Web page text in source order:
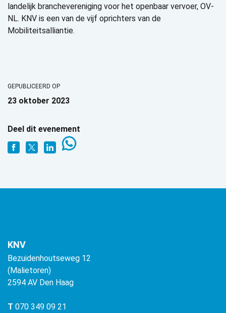
landelijk branchevereniging voor het openbaar vervoer, OV-
NL. KNV is een van de vijf oprichters van de
Mobiliteitsalliantie.
GEPUBLICEERD OP
23 oktober 2023
Deel dit evenement
KNV
Bezuidenhoutseweg 12
(Malietoren)
2594 AV Den Haag
T 070 349 09 21